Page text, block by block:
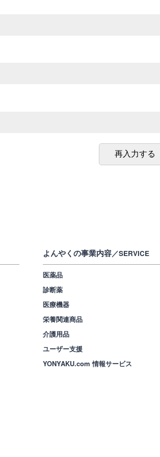
再入力する
よんやくの事業内容／SERVICE
医薬品
診断薬
医療機器
栄養関連商品
介護用品
ユーザー支援
YONYAKU.com 情報サービス